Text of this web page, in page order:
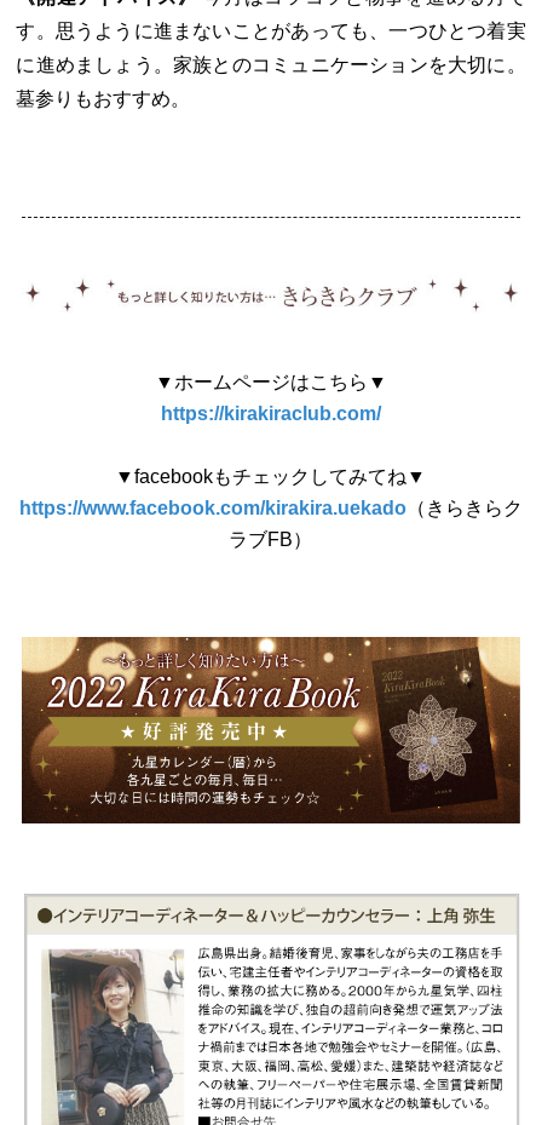
す。思うように進まないことがあっても、一つひとつ着実
に進めましょう。家族とのコミュニケーションを大切に。
墓参りもおすすめ。
▼ホームページはこちら▼
https://kirakiraclub.com/
▼facebookもチェックしてみてね▼
https://www.facebook.com/kirakira.uekado（きらきらク
ラブFB）